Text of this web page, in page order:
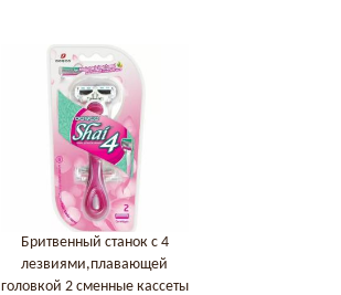
Бритвенный станок с 4
лезвиями,плавающей
головкой 2 сменные кассеты